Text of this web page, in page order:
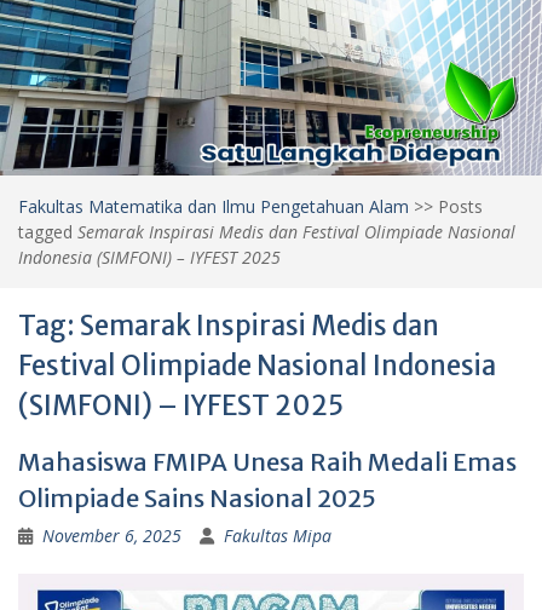
Fakultas Matematika dan Ilmu Pengetahuan Alam >> Posts
tagged Semarak Inspirasi Medis dan Festival Olimpiade Nasional
Indonesia (SIMFONI) – IYFEST 2025
Tag: Semarak Inspirasi Medis dan
Festival Olimpiade Nasional Indonesia
(SIMFONI) – IYFEST 2025
Mahasiswa FMIPA Unesa Raih Medali Emas
Olimpiade Sains Nasional 2025
November 6, 2025 Fakultas Mipa